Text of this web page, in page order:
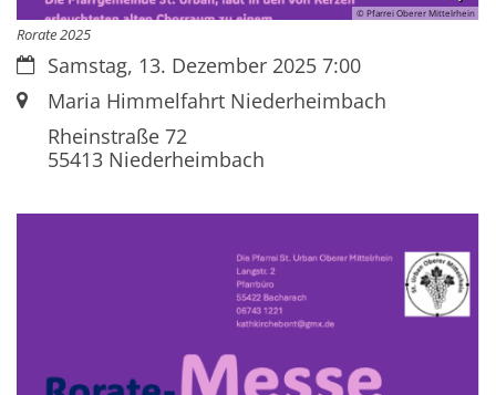
© Pfarrei Oberer Mittelrhein
Rorate 2025
Datum:Samstag, 13. Dezember 2025 7:00
Ort:Maria Himmelfahrt Niederheimbach
Rheinstraße 72
55413Niederheimbach